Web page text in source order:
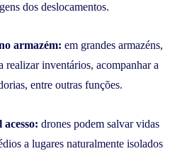
dos deslocamentos.
armazém: em grandes armazéns,
realizar inventários, acompanhar a
entre outras funções.
drones podem salvar vidas
a lugares naturalmente isolados